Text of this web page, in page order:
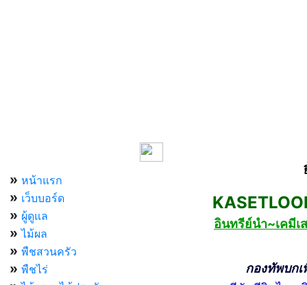
» หน้าแรก
» เว็บบอร์ด
» ผู้ดูแล
» ไม้ผล
» พืชสวนครัว
» พืชไร่
อินทรีย์นำ~เคมีเ
กองทัพบกเพื่อป